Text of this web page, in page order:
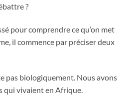
?
pour comprendre ce qu’on met
il commence par préciser deux
pas biologiquement. Nous avons
qui vivaient en Afrique.